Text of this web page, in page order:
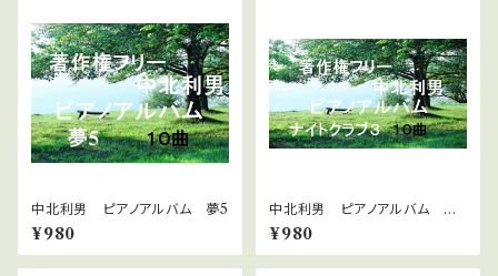
中北利男 ピアノアルバム 夢5
¥980
中北利男 ピアノアルバム ナ
イトクラブ３
¥980